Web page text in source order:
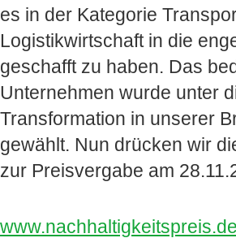
es in der Kategorie
Logistikwirtschaft in die
geschafft zu haben. Das
Unternehmen wurde unter
Transformation in unserer
gewählt. Nun drücken wir
zur Preisvergabe am
www.nachhaltigkeitspreis.de